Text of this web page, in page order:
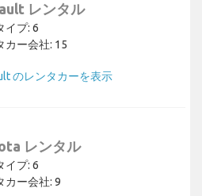
レンタル
イプ: 6
カー会社: 15
のレンタカーを表示
レンタル
イプ: 6
カー会社: 9